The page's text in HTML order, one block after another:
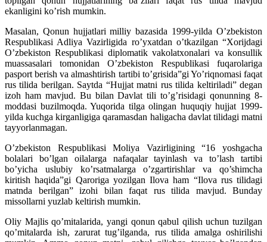
ekanligini ko’rish mumkin.
Masalan, Qonun hujjatlari milliy bazasida 1999-yilda O’zbekiston
Respublikasi Adliya Vazirligida ro’yxatdan o’tkazilgan “Xorijdagi
O’zbekiston Respublikasi diplomatik vakolatxonalari va konsullik
muassasalari tomonidan O’zbekiston Respublikasi fuqarolariga
pasport berish va almashtirish tartibi to’grisida”gi Yo’riqnomasi faqat
rus tilida berilgan. Saytda “Hujjat matni rus tilida keltiriladi” degan
izoh ham mavjud. Bu bilan Davlat tili to’g’risidagi qonunning 8-
moddasi buzilmoqda. Yuqorida tilga olingan huquqiy hujjat 1999-
yilda kuchga kirganligiga qaramasdan haligacha davlat tilidagi matni
tayyorlanmagan.
O’zbekiston Respublikasi Moliya Vazirligining “16 yoshgacha
bolalari bo’lgan oilalarga nafaqalar tayinlash va to’lash tartibi
bo’yicha uslubiy ko’rsatmalarga o’zgartirishlar va qo’shimcha
kiritish haqida”gi Qaroriga yozilgan Ilova ham “Ilova rus tilidagi
matnda berilgan” izohi bilan faqat rus tilida mavjud. Bunday
missollarni yuzlab keltirish mumkin.
Oliy Majlis qo’mitalarida, yangi qonun qabul qilish uchun tuzilgan
qo’mitalarda ish, zarurat tug’ilganda, rus tilida amalga oshirilishi